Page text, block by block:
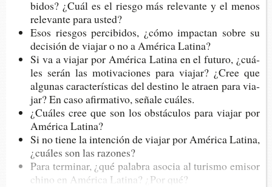
bi­dos? ¿Cuál es el ries­go más rele­van­te y el menos
rele­van­te para usted?
Esos ries­gos per­ci­bi­dos, ¿cómo impac­tan sobre su
deci­sión de via­jar o no a Amé­ri­ca Latina?
Si va a via­jar por Amé­ri­ca Lati­na en el futu­ro, ¿cuá­
les serán las moti­va­cio­nes para via­jar? ¿Cree que
algu­nas carac­te­rís­ti­cas del des­tino le atraen para via­
jar? En caso afir­ma­ti­vo, seña­le cuáles.
¿Cuá­les cree que son los obs­tácu­los para via­jar por
Amé­ri­ca Latina?
Si no tiene la inten­ción de via­jar por Amé­ri­ca Lati­na,
¿cuá­les son las razones?
Para ter­mi­nar, ¿qué pala­bra aso­cia al turis­mo emi­sor
chino en Amé­ri­ca Lati­na? ¿Por qué?